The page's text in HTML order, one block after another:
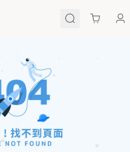
Cart